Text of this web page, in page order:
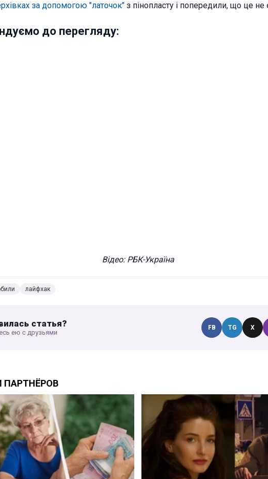
за допомогою "латочок" з пінопласту і попередили, що це
до перегляду:
Відео: РБК-Україна
лайфхак
статья?
ею с друзьями
FB TG X